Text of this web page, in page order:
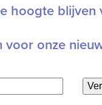
hoogte blijven
voor onze